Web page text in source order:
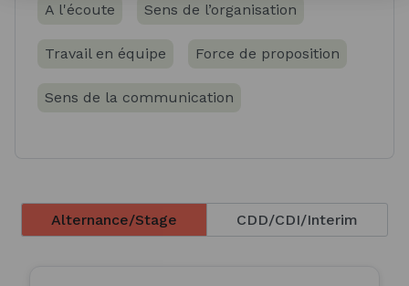
A l'écoute Sens de l’organisation
Travail en équipe Force de proposition
Sens de la communication
Alternance/Stage CDD/CDI/Interim